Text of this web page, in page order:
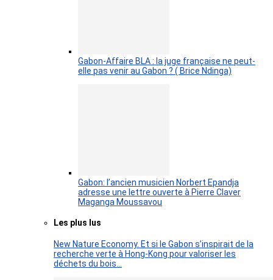
Gabon-Affaire BLA : la juge française ne peut-
elle pas venir au Gabon ? ( Brice Ndinga)
Gabon: l’ancien musicien Norbert Epandja
adresse une lettre ouverte à Pierre Claver
Maganga Moussavou
Les plus lus
New Nature Economy. Et si le Gabon s’inspirait de la
recherche verte à Hong-Kong pour valoriser les
déchets du bois…